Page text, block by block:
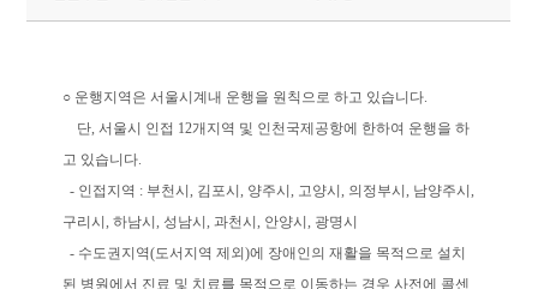
○ 운행지역은 서울시계내 운행을 원칙으로 하고 있습니다.
단, 서울시 인접 12개지역 및 인천국제공항에 한하여 운행을 하
고 있습니다.
- 인접지역 : 부천시, 김포시, 양주시, 고양시, 의정부시, 남양주시,
구리시, 하남시, 성남시, 과천시, 안양시, 광명시
- 수도권지역(도서지역 제외)에 장애인의 재활을 목적으로 설치
된 병원에서 진료 및 치료를 목적으로 이동하는 경우 사전에 콜센